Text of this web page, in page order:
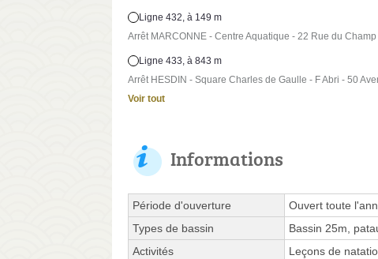
Ligne 432, à 149 m
Arrêt MARCONNE - Centre Aquatique - 22 Rue du
Ligne 433, à 843 m
Arrêt HESDIN - Square Charles de Gaulle - F Abri - 50
Voir tout
Informations
Période d'ouverture
Ouvert toute
Types de bassin
Bassin 25m,
Activités
Leçons de